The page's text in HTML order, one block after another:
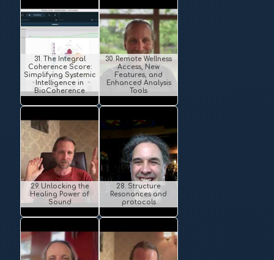
31. The Integral
Coherence Score:
Simplifying Systemic
Intelligence in
BioCoherence
30. Remote Wellness
Access, New
Features, and
Enhanced Analysis
Tools
29. Unlocking the
Healing Power of
Sound
28. Structure
Resonances and
protocols